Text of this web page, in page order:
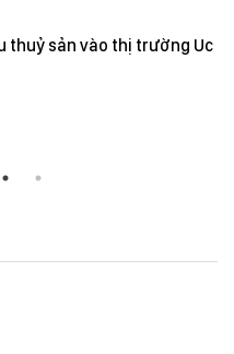
thuỷ sản vào thị trường Úc